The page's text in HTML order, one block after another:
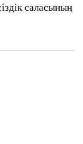
саласының